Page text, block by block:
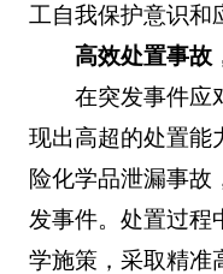
工自我保护意识和
高效处置事故
在突发事件应
现出高超的处置能
险化学品泄漏事故
发事件。处置过程
学施策，采取精准